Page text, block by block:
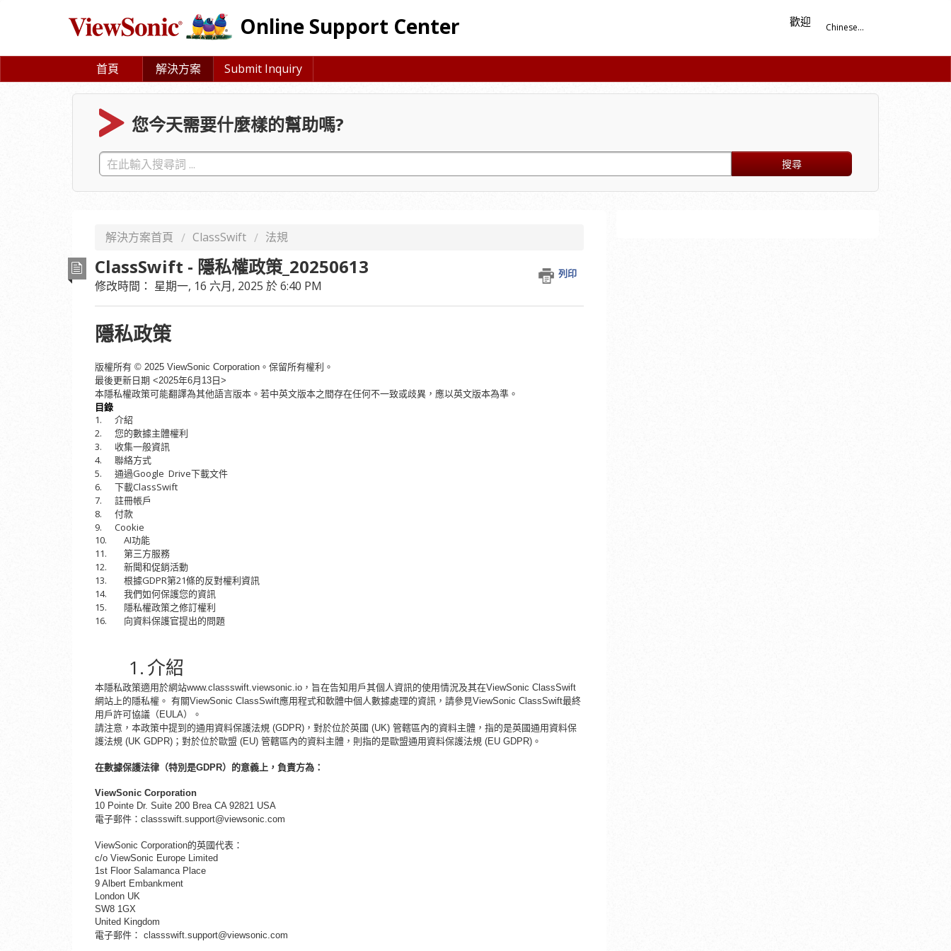
Online Support Center Chinese...
歡迎
首頁 解決方案 Submit Inquiry
您今天需要什麼樣的幫助嗎?
搜尋
解決方案首頁 ClassSwift 法規
ClassSwift - 隱私權政策_20250613 列印
修改時間： 星期一, 16 六月, 2025 於 6:40 PM
隱私政策
版權所有 © 2025 ViewSonic Corporation。保留所有權利。
最後更新日期 <2025年6月 13 日 >
本隱私權政策可能翻譯為其他語言版本。若中英文版本之間存在任何不一致或歧異，應以英文版本為準。
目錄
1. 介紹
2. 您的數據主體權利
3. 收集一般資訊
4. 聯絡方式
5. 通過Google Drive下載文件
6. 下載ClassSwift
7.
註冊帳戶
8. 付款
9.
Cookie
10.
AI功能
11. 第三方服務
12. 新聞和促銷活動
13. 根據GDPR第21條的反對權利資訊
14. 我們如何保護您的資訊
15. 隱私權政策之修訂權利
16. 向資料保護官提出的問題
1. 介紹
本隱私政策適用於網站www.classswift.viewsonic.io，旨在告知用戶其個人資訊的使用情況及其在ViewSonic ClassSwift
網站上的隱私權。 有關ViewSonic ClassSwift應用程式和軟體中個人數據處理的資訊，請參見ViewSonic ClassSwift最終
用戶許可協議（EULA）。
請注意，本政策中提到的通用資料保護法規 (GDPR)，對於位於英國 (UK) 管轄區內的資料主體，指的是英國通用資料保
護法規 (UK GDPR)；對於位於歐盟 (EU) 管轄區內的資料主體，則指的是歐盟通用資料保護法規 (EU GDPR)。
在數據保護法律（特別是GDPR）的意義上，負責方為：
ViewSonic Corporation
10 Pointe Dr. Suite 200 Brea CA 92821 USA
電子郵件： classswift.support@viewsonic.com
ViewSonic Corporation的英國代表：
c/o ViewSonic Europe Limited
1st Floor Salamanca Place
9 Albert Embankment
London UK
SW8 1GX
United Kingdom
電子郵件： classswift.support@viewsonic.com